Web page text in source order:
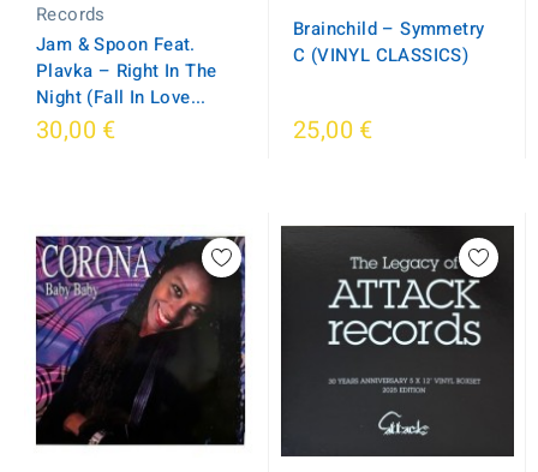
Records
Jam & Spoon Feat.
Plavka – Right In The
Night (Fall In Love...
30,00 €
Brainchild – Symmetry
C (VINYL CLASSICS)
25,00 €